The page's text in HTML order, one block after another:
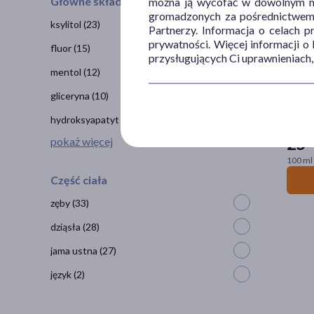
25
100 ml
ksylitol (23)
fluor(15)
mentol (12)
gliceryna (10)
hydroksyapatyt
pokaż więcej
Część ciała
zęby(33)
dziąsła (28)
jama ustna (27)
język(2)
gromadzonych za
Partnerzy. Informacja o celach
prywatności. Więcej informacji
przysługujących Ci